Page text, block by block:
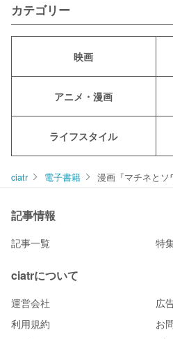
カテゴリー
映画
アニメ・漫画
ライフスタイル
ciatr 電子書籍 漫画『マチネと
記事情報
記事一覧 特
ciatrについて
運営会社
広
利用規約
お